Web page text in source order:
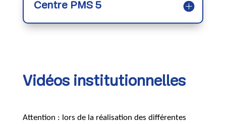
Centre PMS 5
Vidéos institutionnelles
Attention : lors de la réalisation des différentes